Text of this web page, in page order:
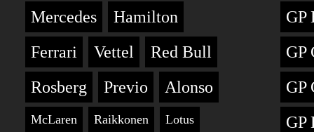
Mercedes
Hamilton
Ferrari
Vettel
Red Bull
Rosberg
Previo Alonso
McLaren Raikkonen Lotus
GP
GP
GP
GP